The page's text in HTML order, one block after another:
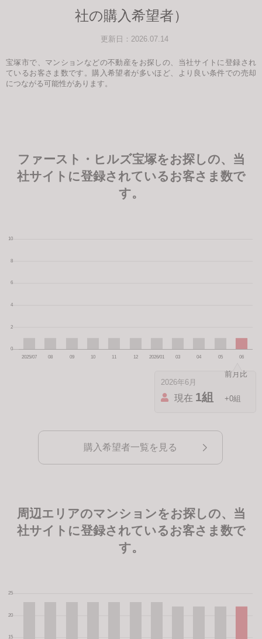
社の購入希望者）
更新日：2026.07.14
宝塚市で、マンションなどの不動産をお探しの、当社サイトに登録され
ているお客さま数です。購入希望者が多いほど、より良い条件での売却
につながる可能性があります。
ファースト・ヒルズ宝塚をお探しの、当
社サイトに登録されているお客さま数で
す。
2026年6月
現在 1組 +0組
購入希望者一覧を見る
周辺エリアのマンションをお探しの、当
社サイトに登録されているお客さま数で
す。